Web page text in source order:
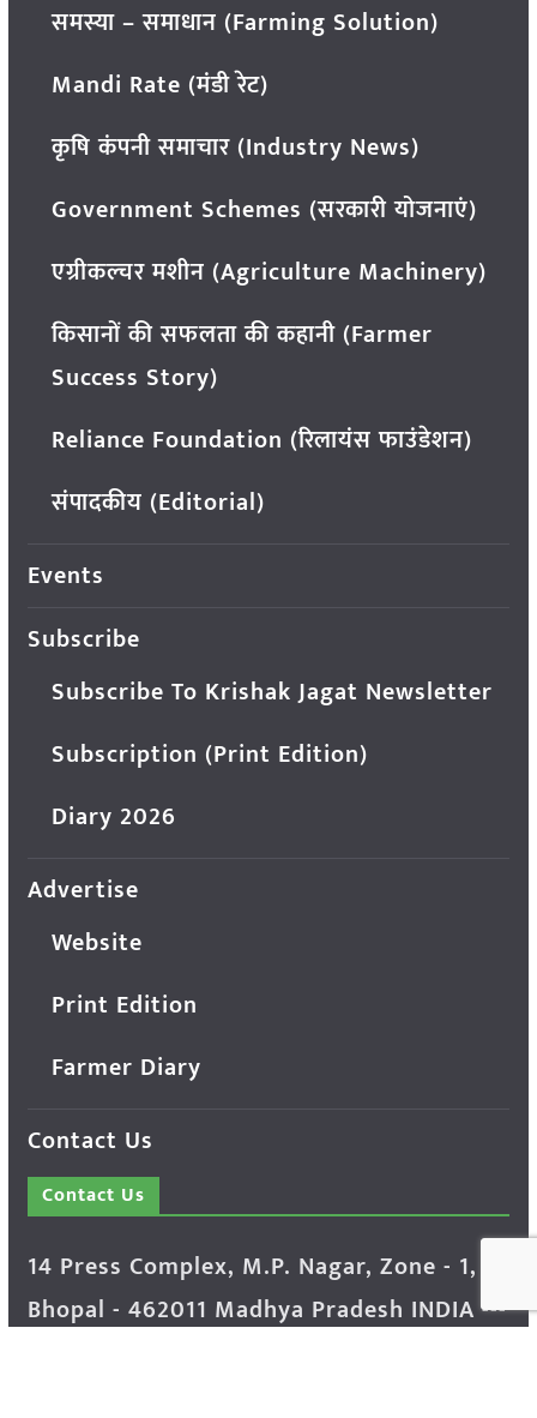
समस्या – समाधान (Farming Solution)
Mandi Rate (मंडी रेट)
कृषि कंपनी समाचार (Industry News)
Government Schemes (सरकारी योजनाएं)
एग्रीकल्चर मशीन (Agriculture Machinery)
किसानों की सफलता की कहानी (Farmer
Success Story)
Reliance Foundation (रिलायंस फाउंडेशन)
संपादकीय (Editorial)
Events
Subscribe
Subscribe To Krishak Jagat Newsletter
Subscription (Print Edition)
Diary 2026
Advertise
Website
Print Edition
Farmer Diary
Contact Us
Contact Us
14 Press Complex, M.P. Nagar, Zone - 1,
Bhopal - 462011 Madhya Pradesh INDIA ---